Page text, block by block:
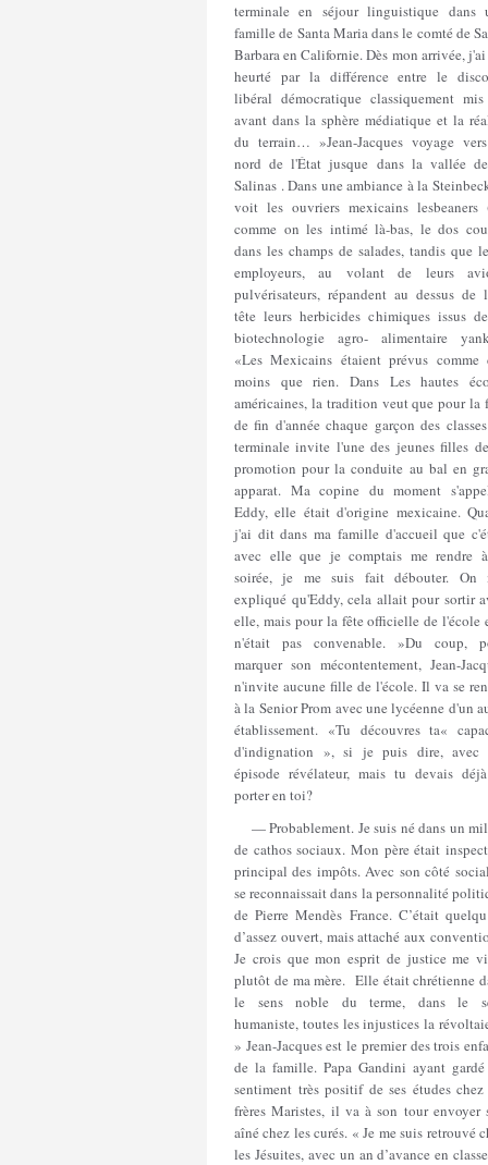
terminale en séjour linguistique dans
famille de Santa Maria dans le comté de
Barbara en Californie. Dès mon arrivée,
heurté par la différence entre le
libéral démocratique classiquement
avant dans la sphère médiatique et la
du terrain… »Jean-Jacques voyage
nord de l'État jusque dans la vallée
Salinas . Dans une ambiance à la
voit les ouvriers mexicains lesbeaners
comme on les intimé là-bas, le dos
dans les champs de salades, tandis que
employeurs, au volant de leurs
pulvérisateurs, répandent au dessus de
tête leurs herbicides chimiques issus
biotechnologie agro- alimentaire
«Les Mexicains étaient prévus comme
moins que rien. Dans Les hautes
américaines, la tradition veut que pour la
de fin d'année chaque garçon des
terminale invite l'une des jeunes filles
promotion pour la conduite au bal en
apparat. Ma copine du moment
Eddy, elle était d'origine mexicaine.
j'ai dit dans ma famille d'accueil que
avec elle que je comptais me rendre
soirée, je me suis fait débouter. On
expliqué qu'Eddy, cela allait pour sortir
elle, mais pour la fête officielle de l'école
n'était pas convenable. »Du coup,
marquer son mécontentement, Jean-
n'invite aucune fille de l'école. Il va se
à la Senior Prom avec une lycéenne d'un
établissement. «Tu découvres ta«
d'indignation », si je puis dire, avec
épisode révélateur, mais tu devais
porter en toi?
— Probablement. Je suis né dans un
de cathos sociaux. Mon père était
principal des impôts. Avec son côté
se reconnaissait dans la personnalité
de Pierre Mendès France. C’était
d’assez ouvert, mais attaché aux
Je crois que mon esprit de justice me
plutôt de ma mère. Elle était chrétienne
le sens noble du terme, dans le
humaniste, toutes les injustices la
» Jean-Jacques est le premier des trois
de la famille. Papa Gandini ayant
sentiment très positif de ses études
frères Maristes, il va à son tour envoyer
aîné chez les curés. « Je me suis retrouvé
les Jésuites, avec un an d’avance en